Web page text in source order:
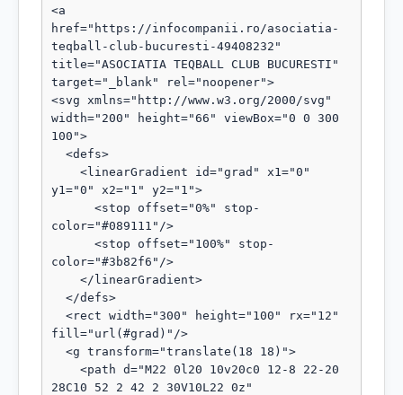
<a
href="https://infocompanii.ro/asociatia-
teqball-club-bucuresti-49408232"
title="ASOCIATIA TEQBALL CLUB BUCURESTI"
target="_blank" rel="noopener">
<svg xmlns="http://www.w3.org/2000/svg"
width="200" height="66" viewBox="0 0 300
100">
y1="0" x2="1" y2="1">
color="#089111"/>
color="#3b82f6"/>
fill="url(#grad)"/>
28C10 52 2 42 2 30V10L22 0z"